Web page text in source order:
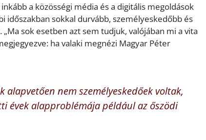
a közösségi média és a digitális megoldások
időszakban sokkal durvább, személyeskedőbb és
sok esetben azt sem tudjuk, valójában mi a vita
ha valaki megnézi Magyar Péter
nem személyeskedőek voltak,
évek alapproblémája például az őszödi